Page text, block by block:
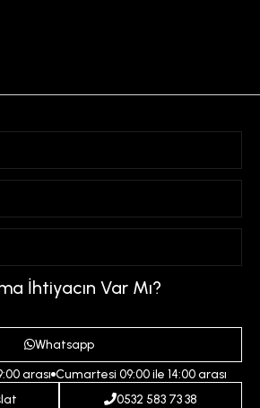
İhtiyacın Var Mı?
Whatsapp
arası Cumartesi 09:00 ile 14:00 arası
0532 583 73 38